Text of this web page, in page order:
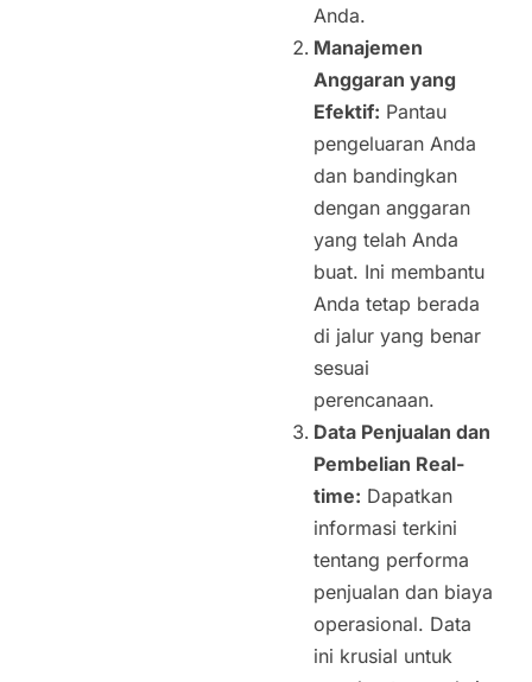
Anda.
Manajemen
Anggaran yang
Efektif: Pantau
pengeluaran Anda
dan bandingkan
dengan anggaran
yang telah Anda
buat. Ini membantu
Anda tetap berada
di jalur yang benar
sesuai
perencanaan.
Data Penjualan dan
Pembelian Real-
time: Dapatkan
informasi terkini
tentang performa
penjualan dan biaya
operasional. Data
ini krusial untuk